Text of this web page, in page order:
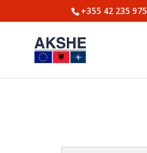
+355 42 235 975